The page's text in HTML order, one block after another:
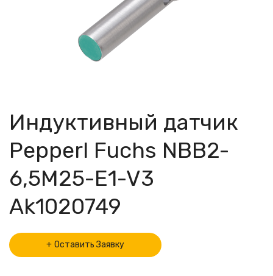
Индуктивный датчик
Pepperl Fuchs NBB2-
6,5M25-E1-V3
Ak1020749
Оставить Заявку